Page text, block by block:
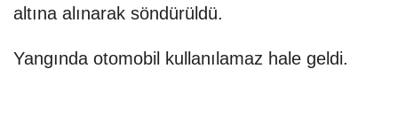
altına alınarak söndürüldü.
Yangında otomobil kullanılamaz hale geldi.